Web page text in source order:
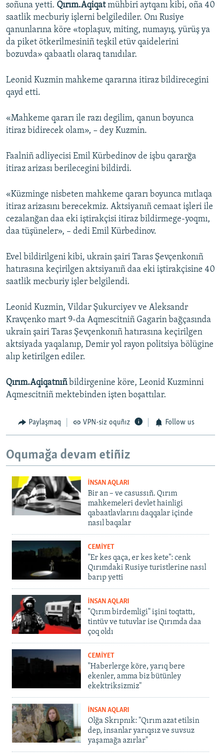
soñuna yetti. Qırım.Aqiqatmühbiri aytqanı kibi, oña 40
saatlik mecburiy işlerni belgilediler. Onı Rusiye
qanunlarına köre «toplaşuv, miting, numayış, yürüş ya
da piket ötkerilmesiniñ teşkil etüv qaidelerini
bozuvda» qabaatlı olaraq tanıdılar.
Leonid Kuzmin mahkeme qararına itiraz bildirecegini
qayd etti.
«Mahkeme qararı ile razı degilim, qanun boyunca
itiraz bidirecek olam», – dey Kuzmin.
Faalniñ adliyecisi Emil Kürbedinov de işbu qararğa
itiraz arizası berilecegini bildirdi.
«Küzminge nisbeten mahkeme qararı boyunca mıtlaqa
itiraz arizasını berecekmiz. Aktsiyanıñ cemaat işleri ile
cezalanğan daa eki iştirakçisi itiraz bildirmege-yoqmı,
daa tüşüneler», – dedi Emil Kürbedinov.
Evel bildirilgeni kibi, ukrain şairi Taras Şevçenkonıñ
hatırasına keçirilgen aktsiyanıñ daa eki iştirakçisine 40
saatlik mecburiy işler belgilendi.
Leonid Kuzmin, Vildar Şukurciyev ve Aleksandr
Kravçenko mart 9-da Aqmescitniñ Gagarin bağçasında
ukrain şairi Taras Şevçenkonıñ hatırasına keçirilgen
aktsiyada yaqalanıp, Demir yol rayon politsiya bölügine
alıp ketirilgen ediler.
Qırım.Aqiqatnıñbildirgenine köre, Leonid Kuzminni
Aqmescitniñ mektebinden işten boşattılar.
Paylaşmaq VPN-siz oquñız Follow us
Oqumağa devam etiñiz
İNSAN AQLARI
Bir an – ve casussıñ. Qırım
mahkemeleri devlet hainligi
qabaatlavlarını daqqalar içinde
nasıl baqalar
CEMİYET
"Er kes qaça, er kes kete": cenk
Qırımdaki Rusiye turistlerine nasıl
barıp yetti
İNSAN AQLARI
"Qırım birdemligi" işini toqtattı,
tintüv ve tutuvlar ise Qırımda daa
çoq oldı
CEMİYET
"Haberlerge köre, yarıq bere
ekenler, amma biz bütünley
ekektriksizmiz"
İNSAN AQLARI
Olğa Skrıpnık: "Qırım azat etilsin
dep, insanlar yarıqsız ve suvsuz
yaşamağa azırlar"